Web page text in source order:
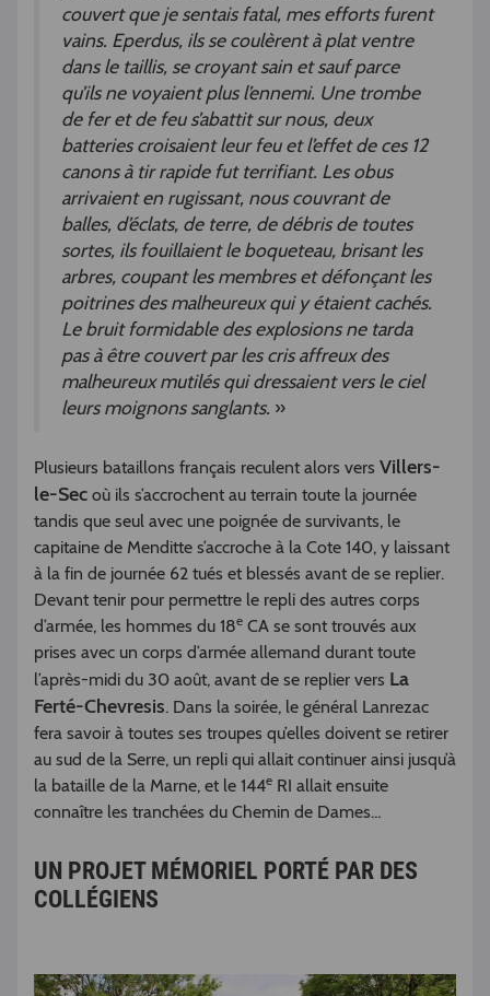
couvert que je sentais fatal, mes efforts furent
vains. Eperdus, ils se coulèrent à plat ventre
dans le taillis, se croyant sain et sauf parce
qu’ils ne voyaient plus l’ennemi. Une trombe
de fer et de feu s’abattit sur nous, deux
batteries croisaient leur feu et l’effet de ces 12
canons à tir rapide fut terrifiant. Les obus
arrivaient en rugissant, nous couvrant de
balles, d’éclats, de terre, de débris de toutes
sortes, ils fouillaient le boqueteau, brisant les
arbres, coupant les membres et défonçant les
poitrines des malheureux qui y étaient cachés.
Le bruit formidable des explosions ne tarda
pas à être couvert par les cris affreux des
malheureux mutilés qui dressaient vers le ciel
leurs moignons sanglants. »
Plusieurs bataillons français reculent alors vers Villers-
le-Sec où ils s’accrochent au terrain toute la journée
tandis que seul avec une poignée de survivants, le
capitaine de Menditte s’accroche à la Cote 140, y laissant
à la fin de journée 62 tués et blessés avant de se replier.
Devant tenir pour permettre le repli des autres corps
d’armée, les hommes du 18e CA se sont trouvés aux
prises avec un corps d’armée allemand durant toute
l’après-midi du 30 août, avant de se replier vers La
Ferté-Chevresis. Dans la soirée, le général Lanrezac
fera savoir à toutes ses troupes qu’elles doivent se retirer
au sud de la Serre, un repli qui allait continuer ainsi jusqu’à
la bataille de la Marne, et le 144e RI allait ensuite
connaître les tranchées du Chemin de Dames…
UN PROJET MÉMORIEL PORTÉ PAR DES
COLLÉGIENS